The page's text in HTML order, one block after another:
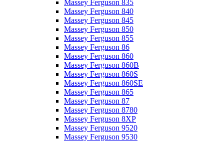
Massey Ferguson 835
Massey Ferguson 840
Massey Ferguson 845
Massey Ferguson 850
Massey Ferguson 855
Massey Ferguson 86
Massey Ferguson 860
Massey Ferguson 860B
Massey Ferguson 860S
Massey Ferguson 860SE
Massey Ferguson 865
Massey Ferguson 87
Massey Ferguson 8780
Massey Ferguson 8XP
Massey Ferguson 9520
Massey Ferguson 9530